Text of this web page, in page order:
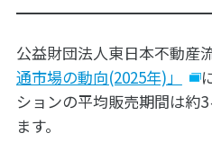
公益財団法人東日本不動産
通市場の動向(2025年)」
ションの平均販売期間は約
ます。